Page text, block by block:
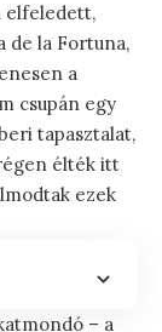
elfeledett,
de la Fortuna,
a
csupán egy
tapasztalat,
élték itt
ezek
– a